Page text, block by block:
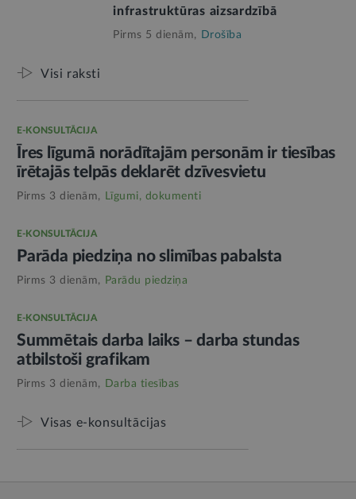
infrastruktūras aizsardzībā
Pirms 5 dienām, Drošība
Visi raksti
E-KONSULTĀCIJA
Īres līgumā norādītajām personām ir tiesības
īrētajās telpās deklarēt dzīvesvietu
Pirms 3 dienām, Līgumi, dokumenti
E-KONSULTĀCIJA
Parāda piedziņa no slimības pabalsta
Pirms 3 dienām, Parādu piedziņa
E-KONSULTĀCIJA
Summētais darba laiks – darba stundas
atbilstoši grafikam
Pirms 3 dienām, Darba tiesības
Visas e-konsultācijas